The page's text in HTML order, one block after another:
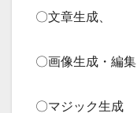
〇文章生成、
〇画像生成・編集
〇マジック生成